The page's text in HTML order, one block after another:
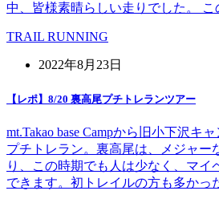
中、皆様素晴らしい走りでした。
TRAIL RUNNING
2022年8月23日
【レポ】8/20 裏高尾プチトレランツアー
mt.Takao base Campから旧小下沢キ
プチトレラン。裏高尾は、メジャー
り、この時期でも人は少なく、マイ
できます。初トレイルの方も多か